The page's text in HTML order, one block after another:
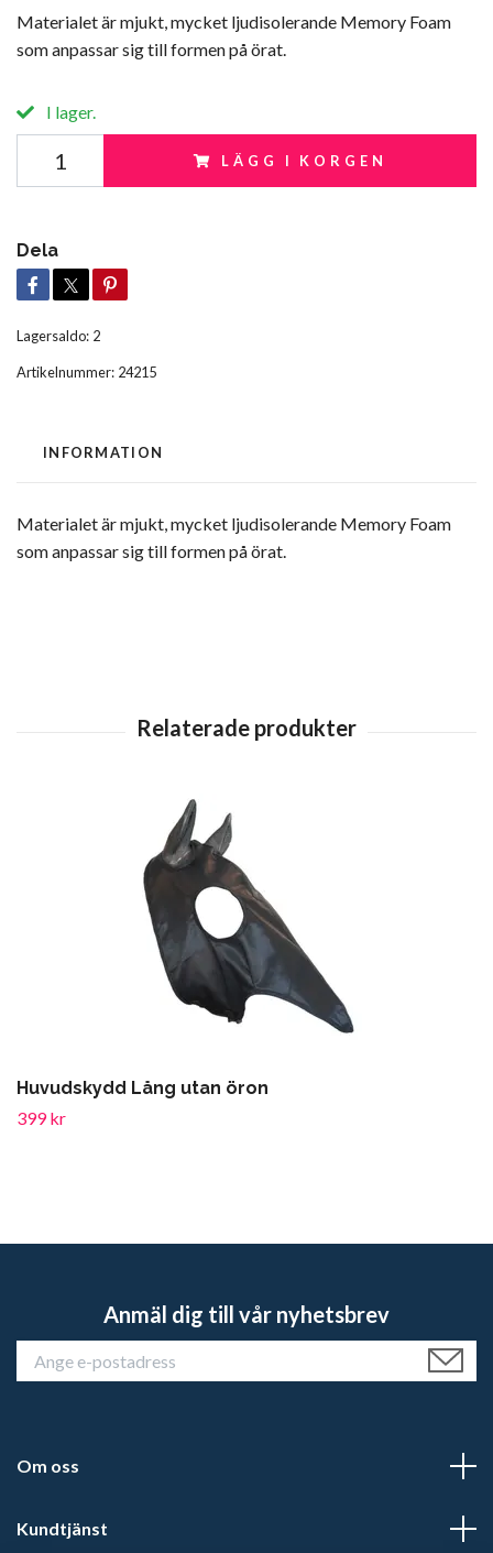
Materialet är mjukt, mycket ljudisolerande Memory Foam
som anpassar sig till formen på örat.
I lager.
LÄGG I KORGEN
Dela
Lagersaldo: 2
Artikelnummer: 24215
INFORMATION
Materialet är mjukt, mycket ljudisolerande Memory Foam
som anpassar sig till formen på örat.
Huvudskydd Lång utan öron
399 kr
Anmäl dig till vår nyhetsbrev
Om oss
Kundtjänst